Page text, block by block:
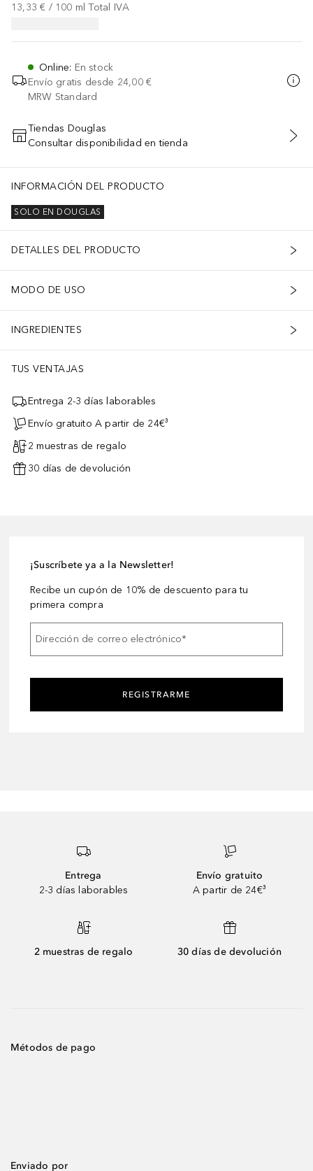
13,33 € / 100 ml Total IVA
Online: En stock
Envío gratis desde 24,00 €
MRW Standard
AÑADIR AL CARRITO
Tiendas Douglas
Consultar disponibilidad en tienda
INFORMACIÓN DEL PRODUCTO
SOLO EN DOUGLAS
DETALLES DEL PRODUCTO
MODO DE USO
INGREDIENTES
TUS VENTAJAS
Entrega 2-3 días laborables
Envío gratuito A partir de 24€³
2 muestras de regalo
30 días de devolución
¡Suscríbete ya a la Newsletter!
Recibe un cupón de 10% de descuento para tu
primera compra
Dirección de correo electrónico*
REGISTRARME
Entrega
2-3 días laborables
Envío gratuito
A partir de 24€³
2 muestras de regalo 30 días de devolución
Métodos de pago
Enviado por